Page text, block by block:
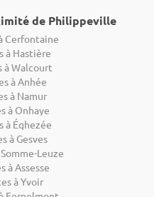
de Philippeville
Cerfontaine
à Hastière
à Walcourt
à Anhée
à Namur
à Onhaye
à Éghezée
à Gesves
Leuze
à Assesse
à Yvoir